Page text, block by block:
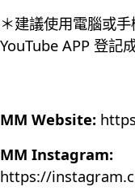
＊建議使用電腦或
YouTube APP 登記
MM Website:
MM Instagram:
https://